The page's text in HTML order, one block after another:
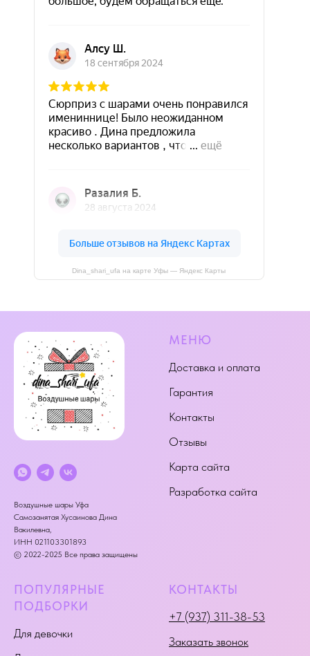
Dina_shari_ufa на карте Уфы — Яндекс Карты
Воздушные шары Уфа
Самозанятая Хусаинова Дина
Вакилевна,
ИНН 021103301893
© 2022-2025 Все права защищены
МЕНЮ
Доставка и оплата
Гарантия
Контакты
Отзывы
Карта сайта
Разработка сайта
ПОПУЛЯРНЫЕ
ПОДБОРКИ
Для девочки
КОНТАКТЫ
+7 (937) 311-38-53
Заказать звонок